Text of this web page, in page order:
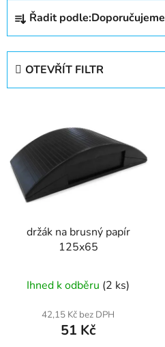
Ř
z
o
d
u
Řadit podle:Doporučujeme
OTEVŘÍT FILTR
i
držák na brusný papír
125x65
Ihned k odběru (2 ks)
42,15 Kč bez DPH
51 Kč